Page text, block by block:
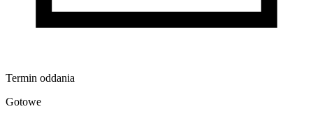
Termin oddania
Gotowe